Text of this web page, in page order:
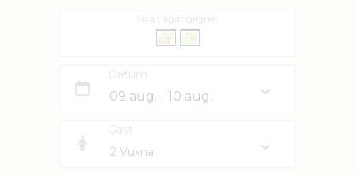
Visa tillgänglighet
Datum
Gäst